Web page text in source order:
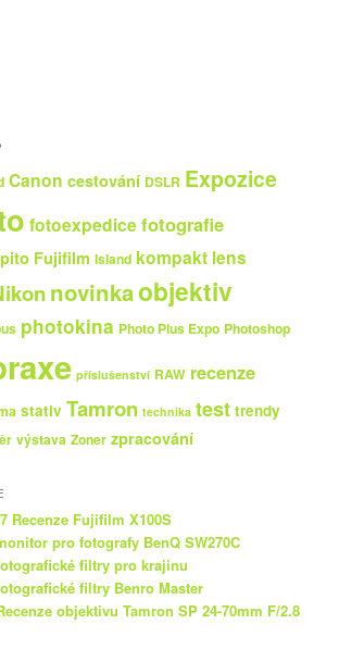
Canon cestování DSLR Expozice
fotoexpedice fotografie
Fujifilm Island kompakt lens
novinkaobjektiv
photokina Photo Plus Expo Photoshop
příslušenství RAW recenze
stativ Tamron technika test trendy
výstava Zoner zpracování
Recenze Fujifilm X100S
pro fotografy BenQ SW270C
filtry pro krajinu
filtry Benro Master
objektivu Tamron SP 24-70mm F/2.8